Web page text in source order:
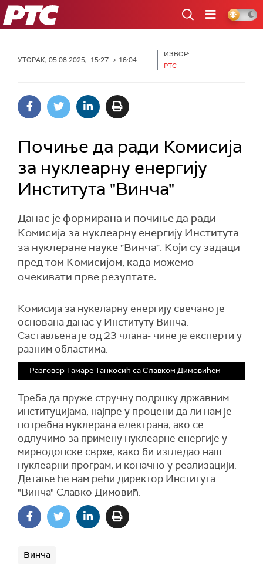
РТС
УТОРАК, 05.08.2025, 15:27 -> 16:04
ИЗВОР:
РТС
Почиње да ради Комисија
за нуклеарну енергију
Института "Винча"
Данас је формирана и почиње да ради
Комисија за нуклеарну енергију Института
за нуклеране науке "Винча". Који су задаци
пред том Комисијом, када можемо
очекивати прве резултате.
Комисија за нукеларну енергију свечано је
основана данас у Институту Винча.
Састављена је од 23 члана- чине је експерти у
разним областима.
Разговор Тамаре Танкосић са Славком Димовићем
Треба да пруже стручну подршку државним
институцијама, најпре у процени да ли нам је
потребна нуклерана електрана, ако се
одлучимо за примену нуклеарне енергије у
мирнодопске сврхе, како би изгледао наш
нуклеарни програм, и коначно у реализацији.
Детаље ће нам рећи директор Института
"Винча" Славко Димовић.
Винча